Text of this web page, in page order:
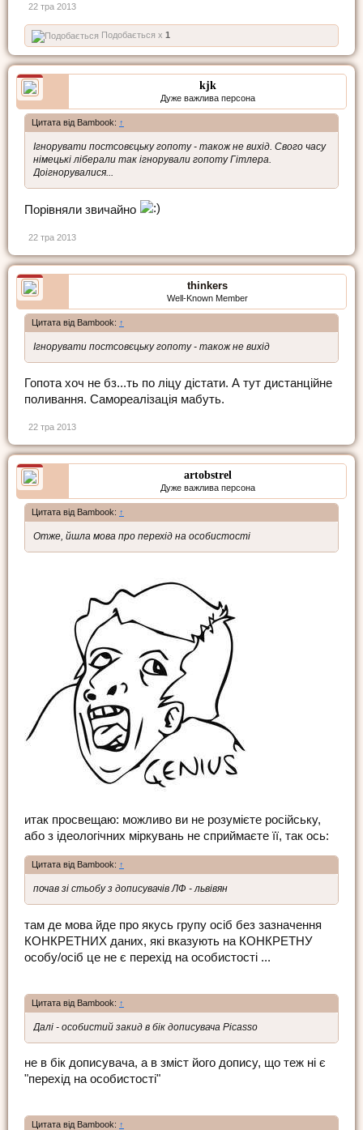
22 тра 2013
Подобається x 1
kjk
Дуже важлива персона
Цитата від Bambook: ↑
Ігнорувати постсовєцьку гопоту - також не вихід. Свого часу
німецькі ліберали так ігнорували гопоту Гітлера.
Доігнорувалися...
Порівняли звичайно
22 тра 2013
thinkers
Well-Known Member
Цитата від Bambook: ↑
Ігнорувати постсовєцьку гопоту - також не вихід
Гопота хоч не бз...ть по ліцу дістати. А тут дистанційне
поливання. Самореалізація мабуть.
22 тра 2013
artobstrel
Дуже важлива персона
Цитата від Bambook: ↑
Отже, йшла мова про перехід на особистості
итак просвещаю: можливо ви не розумієте російську,
або з ідеологічних міркувань не сприймаєте її, так ось:
Цитата від Bambook: ↑
почав зі стьобу з дописувачів ЛФ - львівян
там де мова йде про якусь групу осіб без зазначення
КОНКРЕТНИХ даних, які вказують на КОНКРЕТНУ
особу/осіб це не є перехід на особистості ...
Цитата від Bambook: ↑
Далі - особистий закид в бік дописувача Picasso
не в бік дописувача, а в зміст його допису, що теж ні є
"перехід на особистості"
Цитата від Bambook: ↑